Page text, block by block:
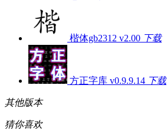
楷体gb2312 v2.00 下载
方正字库 v0.9.9.14 下载
其他版本
猜你喜欢